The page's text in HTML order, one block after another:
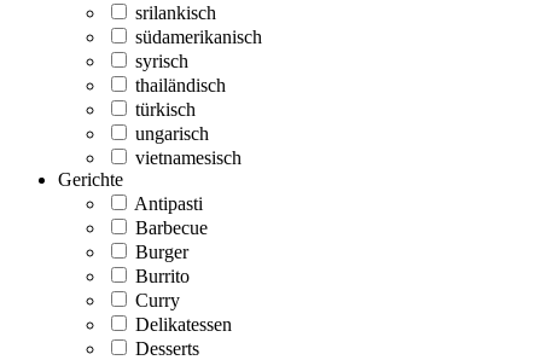
srilankisch
südamerikanisch
syrisch
thailändisch
türkisch
ungarisch
vietnamesisch
Gerichte
Antipasti
Barbecue
Burger
Burrito
Curry
Delikatessen
Desserts